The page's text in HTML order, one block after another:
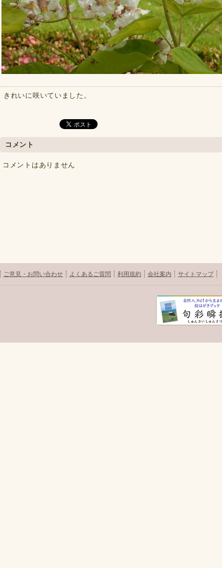
きれいに咲いていました。
コメント
コメントはありません
ご意見・お問い合わせ よくあるご質問 利用規約 会社案内 サイトマップ